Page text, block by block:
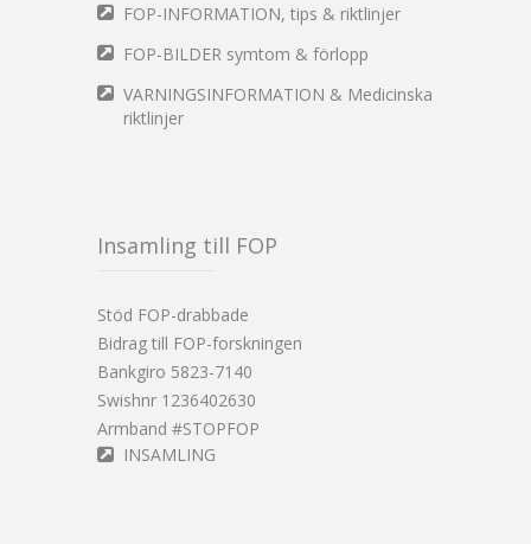
FOP-INFORMATION, tips & riktlinjer
FOP-BILDER symtom & förlopp
VARNINGSINFORMATION & Medicinska
riktlinjer
Insamling till FOP
Stöd FOP-drabbade
Bidrag till FOP-forskningen
Bankgiro 5823-7140
Swishnr 1236402630
Armband #STOPFOP
INSAMLING